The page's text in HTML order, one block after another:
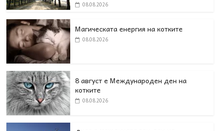
08.08.2026
Магическата енергия на котките
08.08.2026
8 август е Международен ден на
котките
08.08.2026